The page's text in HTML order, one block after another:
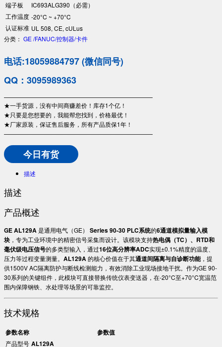
端子板
IC693ALG390（必需）
工作温度 -20°C ~ +70°C
认证标准 UL 508, CE, cULus
分类： GE /FANUC/控制器/卡件
电话:18059884797 (微信同号)
QQ：3095989363
—————————————————————————
★一手货源，没有中间商赚差价！库存1个亿！
★只要是您想要的，我能帮您找到，价格最优！
★厂家原装，保证售后服务，所有产品质保1年！
—————————————————————————
今日有货
描述
描述
产品概述
GE AL129A是通用电气（GE） ​ Series 90-30 PLC系统的6通道模拟量输入模
块 ，专为工业环境中的精密信号采集而设计。该模块支持热电偶（TC）、RTD和
毫伏级电压信号的多类型输入，通过16位高分辨率ADC实现±0.1%精度的温度、
压力等过程变量测量。​ AL129A的核心价值在于其通道间隔离与自诊断功能，提
供1500V AC隔离防护与断线检测能力，有效消除工业现场接地干扰。作为GE 90-
30系列的关键组件，此模块可直接替换传统仪表变送器，在-20°C至+70°C宽温范
围内保障钢铁、水处理等场景的可靠监控。
技术规格
参数名称 参数值
产品型号 AL129A